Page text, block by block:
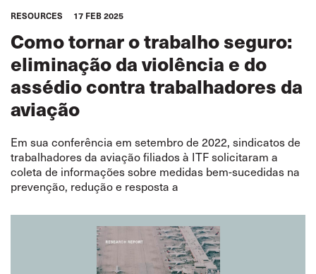
RESOURCES 17 FEB 2025
Como tornar o trabalho seguro:
eliminação da violência e do
assédio contra trabalhadores da
aviação
Em sua conferência em setembro de 2022, sindicatos de
trabalhadores da aviação filiados à ITF solicitaram a
coleta de informações sobre medidas bem-sucedidas na
prevenção, redução e resposta a